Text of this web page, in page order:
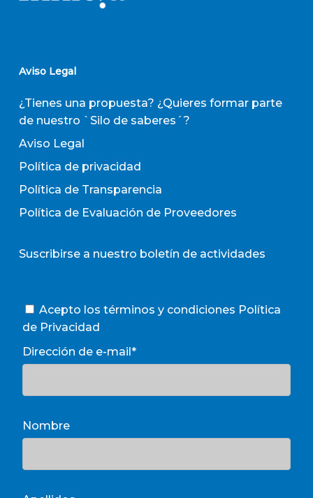
Aviso Legal
¿Tienes una propuesta? ¿Quieres formar parte
de nuestro `Silo de saberes´?
Aviso Legal
Política de privacidad
Política de Transparencia
Política de Evaluación de Proveedores
Suscribirse a nuestro boletín de actividades
Acepto los términos y condiciones Política
de Privacidad
Dirección de e-mail*
Nombre